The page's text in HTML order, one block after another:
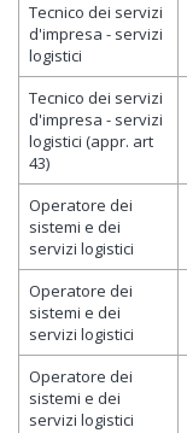
Tecnico dei servizi
d'impresa - servizi
logistici
Tecnico dei servizi
d'impresa - servizi
logistici (appr. art
43)
Operatore dei
sistemi e dei
servizi logistici
Operatore dei
sistemi e dei
servizi logistici
Operatore dei
sistemi e dei
servizi logistici